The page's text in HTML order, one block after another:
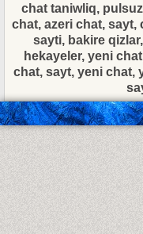
chat taniwliq,
chat, azeri chat,
sayti, bakire
hekayeler, yeni
chat, sayt, yeni chat,